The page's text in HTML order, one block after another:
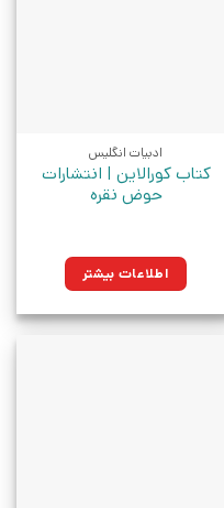
ادبیات انگلیس
کتاب کورالاین | انتشارات
حوض نقره
اطلاعات بیشتر